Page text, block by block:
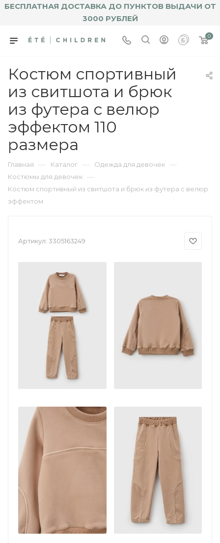
БЕСПЛАТНАЯ ДОСТАВКА ДО ПУНКТОВ ВЫДАЧИ ОТ
3000 РУБЛЕЙ
0
Костюм спортивный
из свитшота и брюк
из футера с велюр
эффектом 110
размера
Главная — Каталог — Одежда для девочек —
Костюмы для девочек —
Костюм спортивный из свитшота и брюк из футера с велюр
эффектом
Артикул: 3305163249